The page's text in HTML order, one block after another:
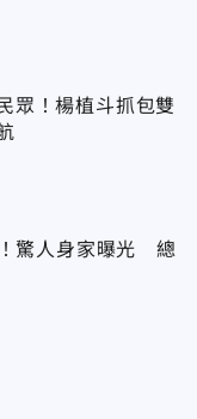
眾！楊植斗抓包雙
驚人身家曝光 總